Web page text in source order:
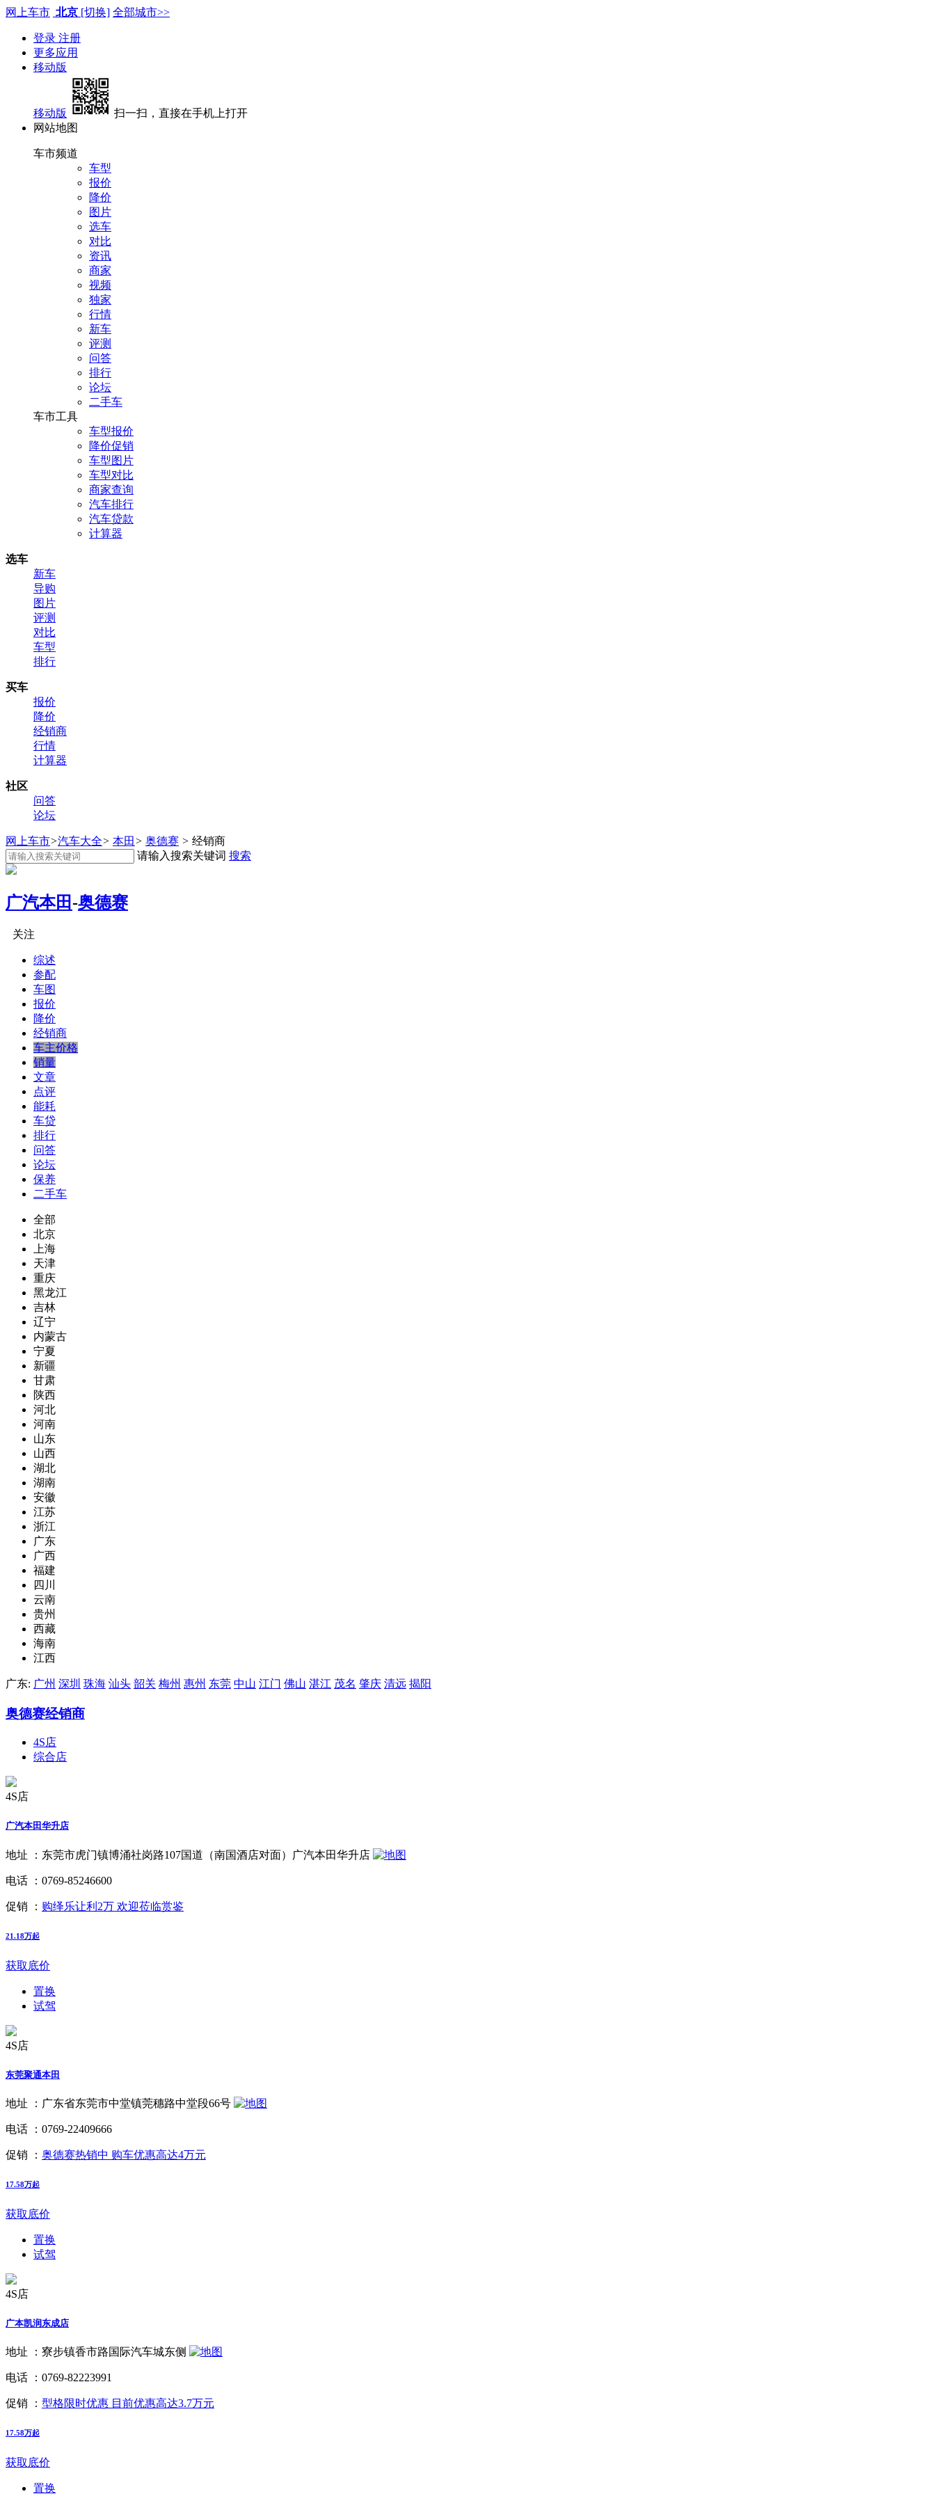
网上车市 北京 [切换] 全部城市>>
登录 注册
更多应用
移动版
移动版
扫一扫，直接在手机上打开
网站地图
车市频道
车型
报价
降价
图片
选车
对比
资讯
商家
视频
独家
行情
新车
评测
问答
排行
论坛
二手车
车市工具
车型报价
降价促销
车型图片
车型对比
商家查询
汽车排行
汽车贷款
计算器
选车
新车
导购
图片
评测
对比
车型
排行
买车
报价
降价
经销商
行情
计算器
社区
问答
论坛
网上车市>汽车大全> 本田 > 奥德赛 > 经销商
请输入搜索关键词 搜索
广汽本田-奥德赛
关注
综述
参配
车图
报价
降价
经销商
车主价格
销量
文章
点评
能耗
车贷
排行
问答
论坛
保养
二手车
全部
北京
上海
天津
重庆
黑龙江
吉林
辽宁
内蒙古
宁夏
新疆
甘肃
陕西
河北
河南
山东
山西
湖北
湖南
安徽
江苏
浙江
广东
广西
福建
四川
云南
贵州
西藏
海南
江西
广东: 广州 深圳 珠海 汕头 韶关 梅州 惠州 东莞 中山 江门 佛山 湛江 茂名 肇庆 清远 揭阳
奥德赛经销商
4S店
综合店
4S店
广汽本田华升店
地址 ： 东莞市虎门镇博涌社岗路107国道（南国酒店对面）广汽本田华升店
电话 ： 0769-85246600
促销 ： 购绎乐让利2万 欢迎莅临赏鉴
21.18万起
获取底价
置换
试驾
4S店
东莞聚通本田
地址 ： 广东省东莞市中堂镇莞穗路中堂段66号
电话 ： 0769-22409666
促销 ： 奥德赛热销中 购车优惠高达4万元
17.58万起
获取底价
置换
试驾
4S店
广本凯润东成店
地址 ： 寮步镇香市路国际汽车城东侧
电话 ： 0769-82223991
促销 ： 型格限时优惠 目前优惠高达3.7万元
17.58万起
获取底价
置换